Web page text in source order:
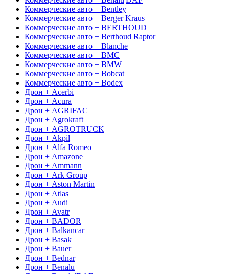
Коммерческие авто + Bentley
Коммерческие авто + Berger Kraus
Коммерческие авто + BERTHOUD
Коммерческие авто + Berthoud Raptor
Коммерческие авто + Blanche
Коммерческие авто + BMC
Коммерческие авто + BMW
Коммерческие авто + Bobcat
Коммерческие авто + Bodex
Дрон + Acerbi
Дрон + Acura
Дрон + AGRIFAC
Дрон + Agrokraft
Дрон + AGROTRUCK
Дрон + Akpil
Дрон + Alfa Romeo
Дрон + Amazone
Дрон + Ammann
Дрон + Ark Group
Дрон + Aston Martin
Дрон + Atlas
Дрон + Audi
Дрон + Avatr
Дрон + BADOR
Дрон + Balkancar
Дрон + Basak
Дрон + Bauer
Дрон + Bednar
Дрон + Benalu